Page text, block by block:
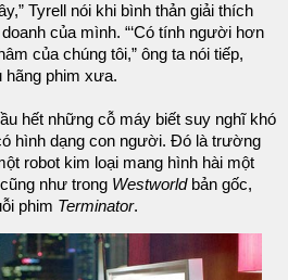
Tyrell nói khi bình thản giải thích
của mình. “‘Có tính người hơn
của chúng tôi,” ông ta nói tiếp,
hãng phim xưa.
hết những cỗ máy biết suy nghĩ khó
hình dạng con người. Đó là trường
robot kim loại mang hình hài một
như trong Westworldbản gốc,
phim Terminator.